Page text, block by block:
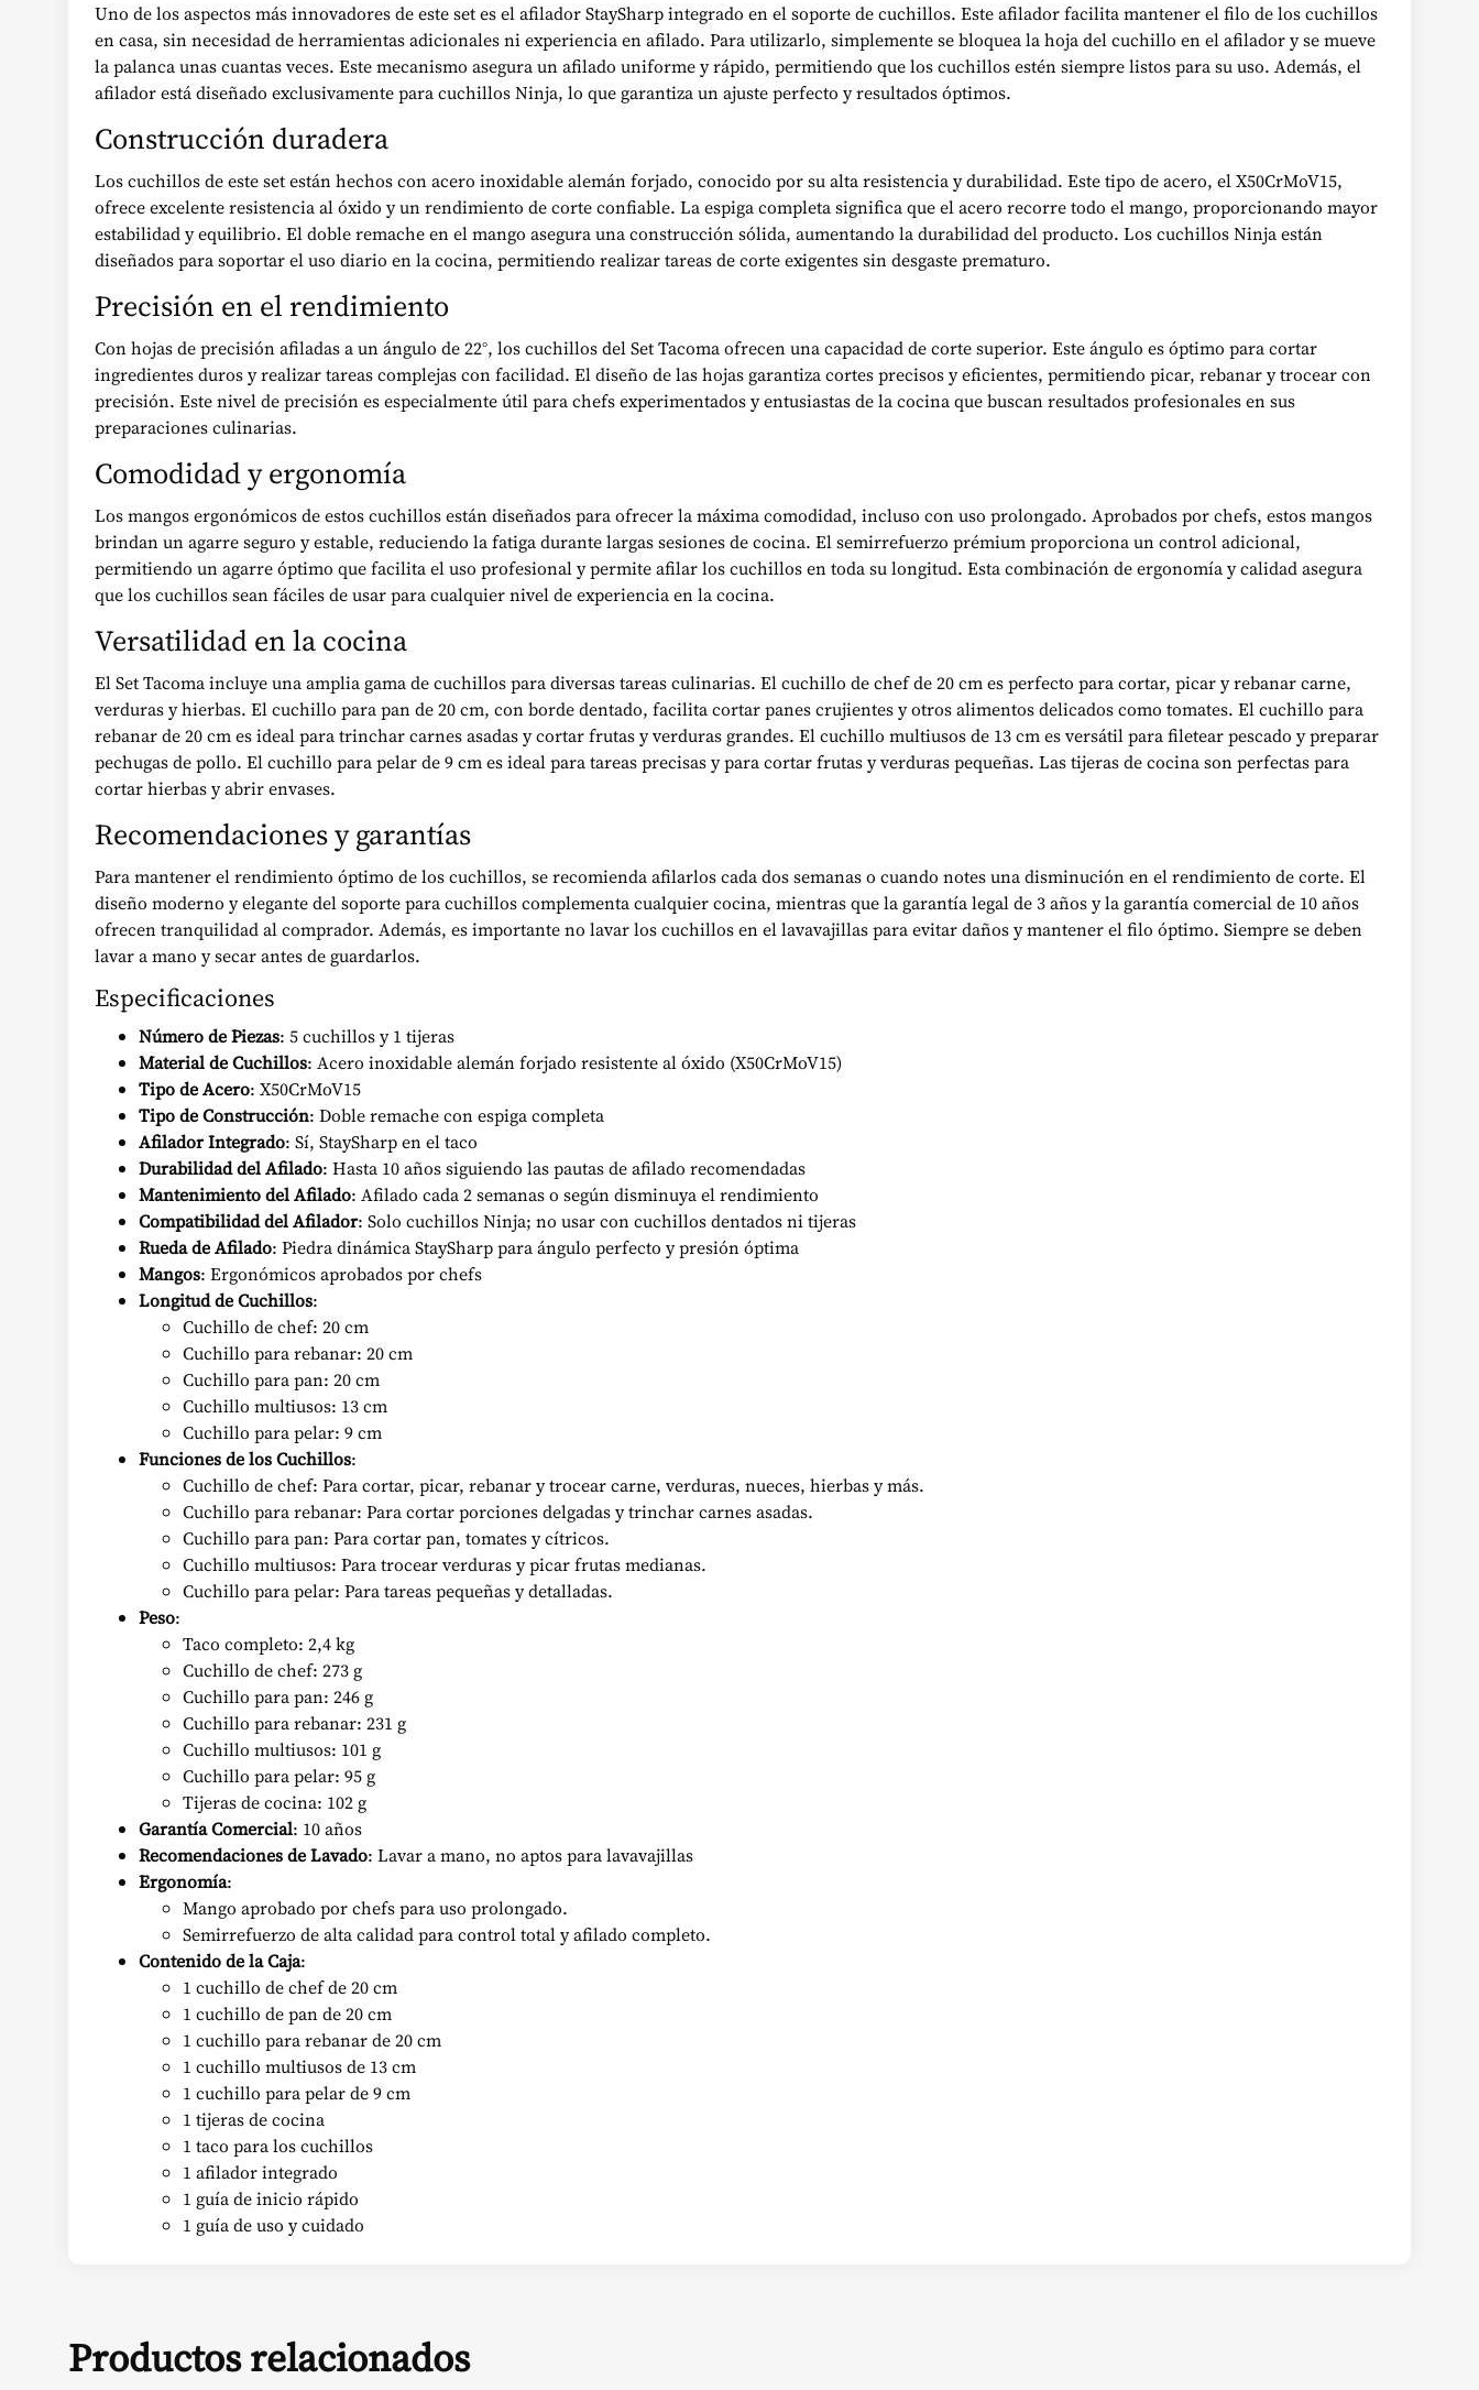
Uno de los aspectos más innovadores de este set es el afilador StaySharp integrado en el soporte de cuchillos. Este afilador facilita mantener el filo de los cuchillos
en casa, sin necesidad de herramientas adicionales ni experiencia en afilado. Para utilizarlo, simplemente se bloquea la hoja del cuchillo en el afilador y se mueve
la palanca unas cuantas veces. Este mecanismo asegura un afilado uniforme y rápido, permitiendo que los cuchillos estén siempre listos para su uso. Además, el
afilador está diseñado exclusivamente para cuchillos Ninja, lo que garantiza un ajuste perfecto y resultados óptimos.
Construcción duradera
Los cuchillos de este set están hechos con acero inoxidable alemán forjado, conocido por su alta resistencia y durabilidad. Este tipo de acero, el X50CrMoV15,
ofrece excelente resistencia al óxido y un rendimiento de corte confiable. La espiga completa significa que el acero recorre todo el mango, proporcionando mayor
estabilidad y equilibrio. El doble remache en el mango asegura una construcción sólida, aumentando la durabilidad del producto. Los cuchillos Ninja están
diseñados para soportar el uso diario en la cocina, permitiendo realizar tareas de corte exigentes sin desgaste prematuro.
Precisión en el rendimiento
Con hojas de precisión afiladas a un ángulo de 22°, los cuchillos del Set Tacoma ofrecen una capacidad de corte superior. Este ángulo es óptimo para cortar
ingredientes duros y realizar tareas complejas con facilidad. El diseño de las hojas garantiza cortes precisos y eficientes, permitiendo picar, rebanar y trocear con
precisión. Este nivel de precisión es especialmente útil para chefs experimentados y entusiastas de la cocina que buscan resultados profesionales en sus
preparaciones culinarias.
Comodidad y ergonomía
Los mangos ergonómicos de estos cuchillos están diseñados para ofrecer la máxima comodidad, incluso con uso prolongado. Aprobados por chefs, estos mangos
brindan un agarre seguro y estable, reduciendo la fatiga durante largas sesiones de cocina. El semirrefuerzo prémium proporciona un control adicional,
permitiendo un agarre óptimo que facilita el uso profesional y permite afilar los cuchillos en toda su longitud. Esta combinación de ergonomía y calidad asegura
que los cuchillos sean fáciles de usar para cualquier nivel de experiencia en la cocina.
Versatilidad en la cocina
El Set Tacoma incluye una amplia gama de cuchillos para diversas tareas culinarias. El cuchillo de chef de 20 cm es perfecto para cortar, picar y rebanar carne,
verduras y hierbas. El cuchillo para pan de 20 cm, con borde dentado, facilita cortar panes crujientes y otros alimentos delicados como tomates. El cuchillo para
rebanar de 20 cm es ideal para trinchar carnes asadas y cortar frutas y verduras grandes. El cuchillo multiusos de 13 cm es versátil para filetear pescado y preparar
pechugas de pollo. El cuchillo para pelar de 9 cm es ideal para tareas precisas y para cortar frutas y verduras pequeñas. Las tijeras de cocina son perfectas para
cortar hierbas y abrir envases.
Recomendaciones y garantías
Para mantener el rendimiento óptimo de los cuchillos, se recomienda afilarlos cada dos semanas o cuando notes una disminución en el rendimiento de corte. El
diseño moderno y elegante del soporte para cuchillos complementa cualquier cocina, mientras que la garantía legal de 3 años y la garantía comercial de 10 años
ofrecen tranquilidad al comprador. Además, es importante no lavar los cuchillos en el lavavajillas para evitar daños y mantener el filo óptimo. Siempre se deben
lavar a mano y secar antes de guardarlos.
Especificaciones
Número de Piezas: 5 cuchillos y 1 tijeras
Material de Cuchillos: Acero inoxidable alemán forjado resistente al óxido (X50CrMoV15)
Tipo de Acero: X50CrMoV15
Tipo de Construcción: Doble remache con espiga completa
Afilador Integrado: Sí, StaySharp en el taco
Durabilidad del Afilado: Hasta 10 años siguiendo las pautas de afilado recomendadas
Mantenimiento del Afilado: Afilado cada 2 semanas o según disminuya el rendimiento
Compatibilidad del Afilador: Solo cuchillos Ninja; no usar con cuchillos dentados ni tijeras
Rueda de Afilado: Piedra dinámica StaySharp para ángulo perfecto y presión óptima
Mangos: Ergonómicos aprobados por chefs
Longitud de Cuchillos:
Cuchillo de chef: 20 cm
Cuchillo para rebanar: 20 cm
Cuchillo para pan: 20 cm
Cuchillo multiusos: 13 cm
Cuchillo para pelar: 9 cm
Funciones de los Cuchillos:
Cuchillo de chef: Para cortar, picar, rebanar y trocear carne, verduras, nueces, hierbas y más.
Cuchillo para rebanar: Para cortar porciones delgadas y trinchar carnes asadas.
Cuchillo para pan: Para cortar pan, tomates y cítricos.
Cuchillo multiusos: Para trocear verduras y picar frutas medianas.
Cuchillo para pelar: Para tareas pequeñas y detalladas.
Peso:
Taco completo: 2,4 kg
Cuchillo de chef: 273 g
Cuchillo para pan: 246 g
Cuchillo para rebanar: 231 g
Cuchillo multiusos: 101 g
Cuchillo para pelar: 95 g
Tijeras de cocina: 102 g
Garantía Comercial: 10 años
Recomendaciones de Lavado: Lavar a mano, no aptos para lavavajillas
Ergonomía:
Mango aprobado por chefs para uso prolongado.
Semirrefuerzo de alta calidad para control total y afilado completo.
Contenido de la Caja:
1 cuchillo de chef de 20 cm
1 cuchillo de pan de 20 cm
1 cuchillo para rebanar de 20 cm
1 cuchillo multiusos de 13 cm
1 cuchillo para pelar de 9 cm
1 tijeras de cocina
1 taco para los cuchillos
1 afilador integrado
1 guía de inicio rápido
1 guía de uso y cuidado
Productos relacionados